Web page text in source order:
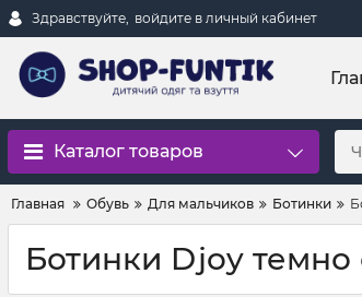
Здравствуйте, войдите в личный кабинет
Каталог товаров
Главная Обувь Для мальчиков Ботинки
Ботинки Djoy